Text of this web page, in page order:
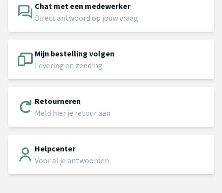
Chat met een medewerker
Direct antwoord op jouw vraag
Mijn bestelling volgen
Levering en zending
Retourneren
Meld hier je retour aan
Helpcenter
Voor al je antwoorden